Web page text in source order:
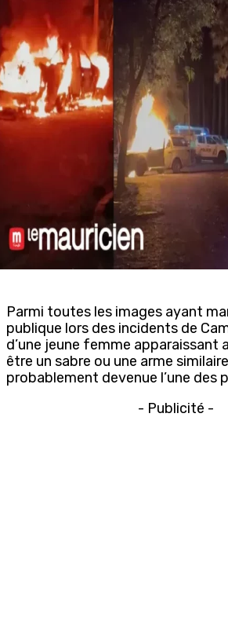
Parmi toutes les images ayant
publique lors des incidents de
d’une jeune femme apparaissant
être un sabre ou une arme
probablement devenue l’une des
- Publicité -